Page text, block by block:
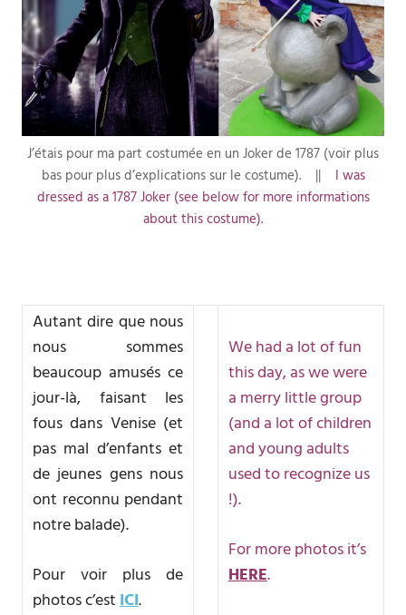
J’étais pour ma part costumée en un Joker de 1787 (voir plus
bas pour plus d’explications sur le costume). || I was
dressed as a 1787 Joker (see below for more informations
about this costume).
Autant dire que nous
nous sommes
beaucoup amusés ce
jour-là, faisant les
fous dans Venise (et
pas mal d’enfants et
de jeunes gens nous
ont reconnu pendant
notre balade).
Pour voir plus de
photos c’estICI.
We had a lot of fun
this day, as we were
a merry little group
(and a lot of children
and young adults
used to recognize us
!).
For more photos it’s
HERE.